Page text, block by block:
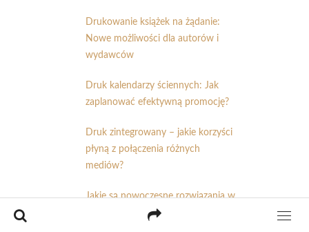
Drukowanie książek na żądanie:
Nowe możliwości dla autorów i
wydawców
Druk kalendarzy ściennych: Jak
zaplanować efektywną promocję?
Druk zintegrowany – jakie korzyści
płyną z połączenia różnych
mediów?
Jakie są nowoczesne rozwiązania w
dziedzinie druku na tekstyliach?